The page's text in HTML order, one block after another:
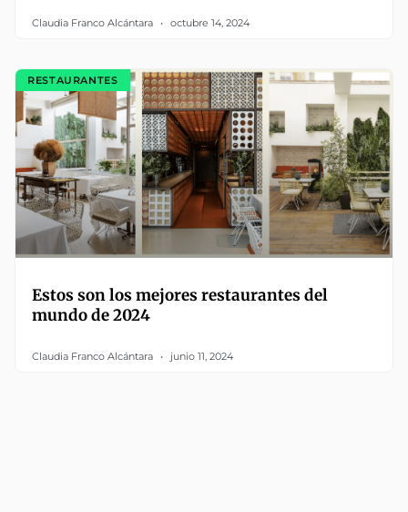
Claudia Franco Alcántara octubre 14, 2024
RESTAURANTES
Estos son los mejores restaurantes del
mundo de 2024
Claudia Franco Alcántara junio 11, 2024